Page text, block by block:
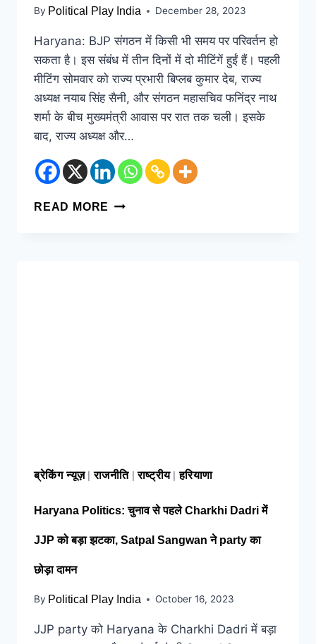
By Political Play India December 28, 2023
Haryana: BJP संगठन में किसी भी समय पर परिवर्तन हो
सकता है। इस संबंध में तीन दिनों में दो मीटिंगें हुईं हैं। पहली
मीटिंग सोमवार को राज्य प्रभारी बिप्लब कुमार देब, राज्य
अध्यक्ष नयाब सिंह सैनी, और संगठन महासचिव फनिंद्र नाथ
शर्मा के बीच मुख्यमंत्री आवास पर रात तक चली। इसके
बाद, राज्य अध्यक्ष और…
READ MORE
ब्रेकिंग न्यूज़|राजनीति|राष्ट्रीय|हरियाणा
Haryana Politics: चुनाव से पहले Charkhi Dadri में
JJP को बड़ा झटका, Satpal Sangwan ने party का
छोड़ा दामन
By Political Play India October 16, 2023
JJP party को Haryana के Charkhi Dadri में बड़ा